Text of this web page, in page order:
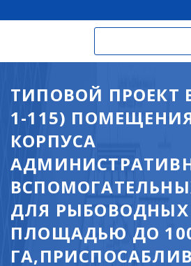
ТИПОВОЙ ПРОЕКТ
1-115)
КОРПУСА
ДЛЯ РЫБОВОДНЫХ
ПЛОЩАДЬЮ ДО